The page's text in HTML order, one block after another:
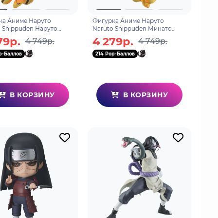
Аниме Наруто
Shippuden Наруто
17см BP29397P
4 749р.
Баллов
В КОРЗИНУ
Фигурка Аниме Наруто
Naruto Shippuden Минато
Намиказе 18см BP29398P
4 279р. 4 749р.
214 Pop-Баллов
В КОРЗИНУ